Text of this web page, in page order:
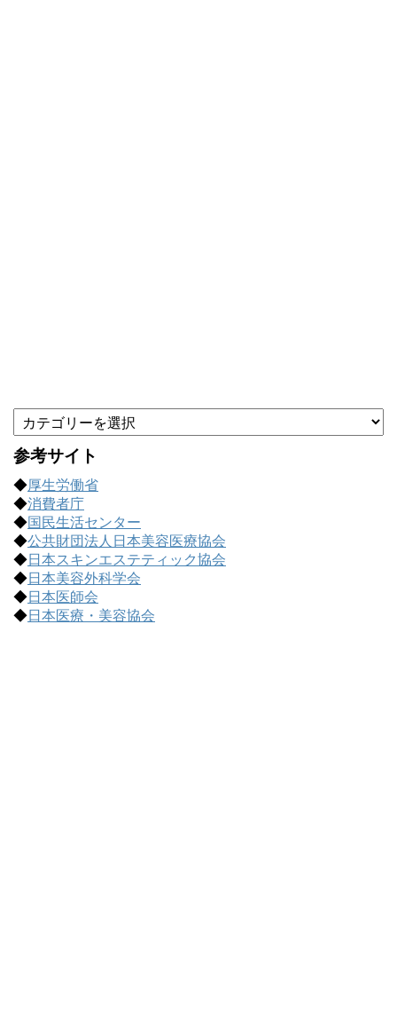
テ
ゴ
ー
で
記
事
を
探
す
参考サイト
◆厚生労働省
◆消費者庁
◆国民生活センター
◆公共財団法人日本美容医療協会
◆日本スキンエステティック協会
◆日本美容外科学会
◆日本医師会
◆日本医療・美容協会